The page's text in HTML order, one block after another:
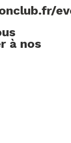
à nos